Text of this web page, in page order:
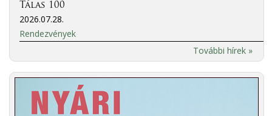
Tálas 100
2026.07.28.
Rendezvények
További hírek »